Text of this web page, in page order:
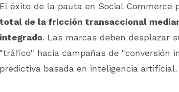
El éxito de la pauta en Social Commerce
total de la fricción transaccional
integrado. Las marcas deben desplazar
"tráfico" hacia campañas de "conversión
predictiva basada en inteligencia artificial.